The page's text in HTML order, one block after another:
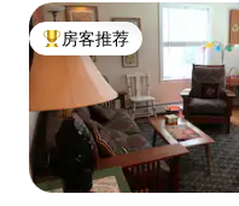
热门「房客推荐」
房客推荐